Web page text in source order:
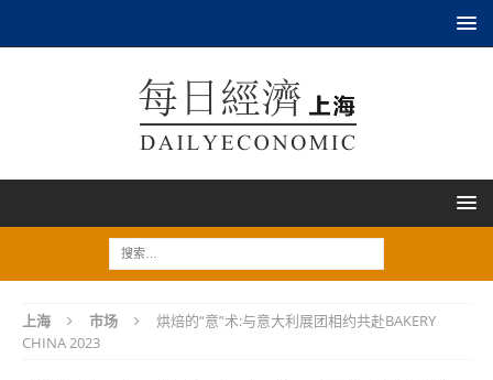
上海 市场
烘焙的“意”术:与意大利展团相约共赴BAKERY
CHINA 2023